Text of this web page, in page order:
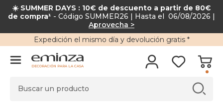
☀️ SUMMER DAYS : 10€ de descuento a partir de 80€
de compra¹ - Código SUMMER26 | Hasta el 06/08/2026 |
Aprovecha >
Expedición el mismo día y devolución gratis*
DECORACIÓN PARA LA CASA